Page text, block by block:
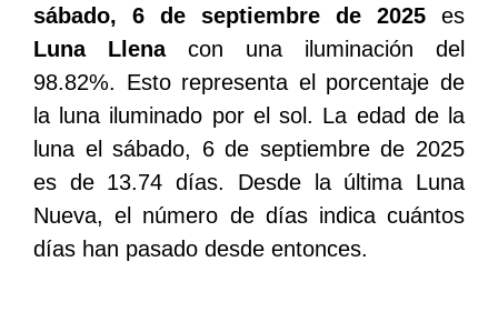
sábado, 6 de septiembre de 2025 es
Luna Llenacon una iluminación del
98.82%. Esto representa el porcentaje de
la luna iluminado por el sol. La edad de la
luna el sábado, 6 de septiembre de 2025
es de 13.74 días. Desde la última Luna
Nueva, el número de días indica cuántos
días han pasado desde entonces.